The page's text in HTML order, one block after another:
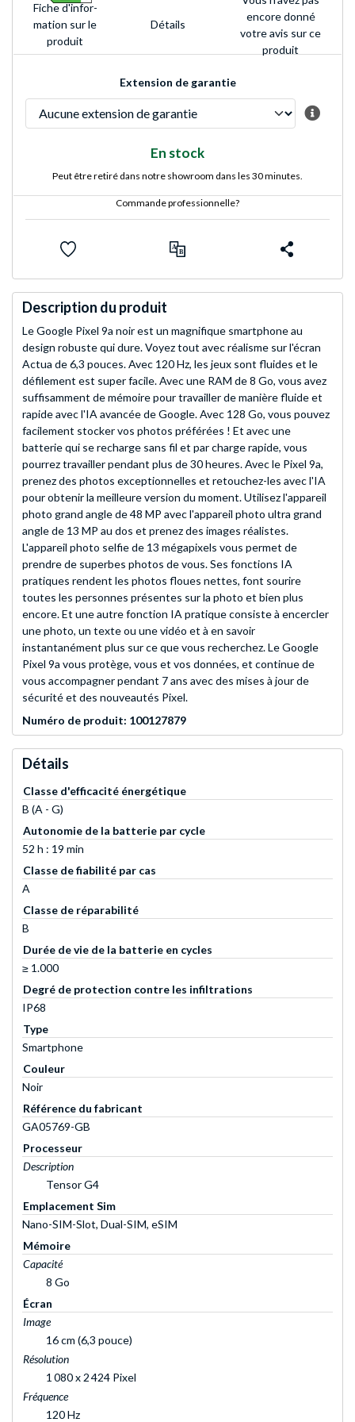
Fiche d'infor­
mation sur le
produit
Détails
encore donné
votre avis sur ce
produit
Extension de garantie
En stock
Peut être retiré dans notre showroom dans les 30 minutes.
Commande professionnelle?
Description du produit
Le Google Pixel 9a noir est un magnifique smartphone au
design robuste qui dure. Voyez tout avec réalisme sur l'écran
Actua de 6,3 pouces. Avec 120 Hz, les jeux sont fluides et le
défilement est super facile. Avec une RAM de 8 Go, vous avez
suffisamment de mémoire pour travailler de manière fluide et
rapide avec l'IA avancée de Google. Avec 128 Go, vous pouvez
facilement stocker vos photos préférées ! Et avec une
batterie qui se recharge sans fil et par charge rapide, vous
pourrez travailler pendant plus de 30 heures. Avec le Pixel 9a,
prenez des photos exceptionnelles et retouchez-les avec l'IA
pour obtenir la meilleure version du moment. Utilisez l'appareil
photo grand angle de 48 MP avec l'appareil photo ultra grand
angle de 13 MP au dos et prenez des images réalistes.
L'appareil photo selfie de 13 mégapixels vous permet de
prendre de superbes photos de vous. Ses fonctions IA
pratiques rendent les photos floues nettes, font sourire
toutes les personnes présentes sur la photo et bien plus
encore. Et une autre fonction IA pratique consiste à encercler
une photo, un texte ou une vidéo et à en savoir
instantanément plus sur ce que vous recherchez. Le Google
Pixel 9a vous protège, vous et vos données, et continue de
vous accompagner pendant 7 ans avec des mises à jour de
sécurité et des nouveautés Pixel.
Numéro de produit: 100127879
Détails
Classe d'efficacité énergétique
B (A - G)
Autonomie de la batterie par cycle
52 h : 19 min
Classe de fiabilité par cas
A
Classe de réparabilité
B
Durée de vie de la batterie en cycles
≥ 1.000
Degré de protection contre les infiltrations
IP68
Type
Smartphone
Couleur
Noir
Référence du fabricant
GA05769-GB
Processeur
Description
Tensor G4
Emplacement Sim
Nano-SIM-Slot, Dual-SIM, eSIM
Mémoire
Capacité
8 Go
Écran
Image
16 cm (6,3 pouce)
Résolution
1 080 x 2 424 Pixel
Fréquence
120 Hz